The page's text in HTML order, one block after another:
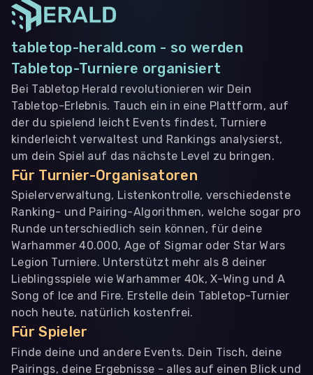
tabletop-herald.com - so werden
Tabletop-Turniere organisiert
Bei Tabletop Herald revolutionieren wir Dein
Tabletop-Erlebnis. Tauch ein in eine Plattform, auf
der du spielend leicht Events findest, Turniere
kinderleicht verwaltest und Rankings analysierst,
um dein Spiel auf das nächste Level zu bringen.
Für Turnier-Organisatoren
Spielerverwaltung, Listenkontrolle, verschiedenste
Ranking- und Pairing-Algorithmen, welche sogar pro
Runde unterschiedlich sein können, für deine
Warhammer 40.000, Age of Sigmar oder Star Wars
Legion Turniere. Unterstützt mehr als 8 deiner
Lieblingsspiele wie Warhammer 40k, X-Wing und A
Song of Ice and Fire. Erstelle dein Tabletop-Turnier
noch heute, natürlich kostenfrei.
Für Spieler
Finde deine und andere Events. Dein Tisch, deine
Pairings, deine Ergebnisse - alles auf einen Blick und